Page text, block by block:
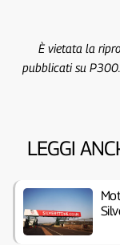
È vietata la
pubblicati su
LEGGI